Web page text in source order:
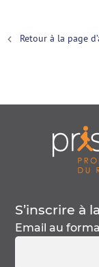
Retour à la page
S’inscrire à la
Email au